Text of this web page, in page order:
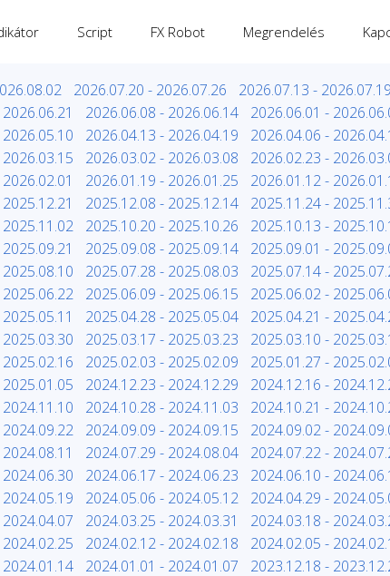
Script FX Robot Megrendelés
2026.07.20 - 2026.07.26 2026.07.13 - 2026.07.19
2026.06.08 - 2026.06.14 2026.06.01 -
2026.04.13 - 2026.04.19 2026.04.06 -
2026.03.02 - 2026.03.08 2026.02.23 -
2026.01.19 - 2026.01.25 2026.01.12 -
2025.12.08 - 2025.12.14 2025.11.24 -
2025.10.20 - 2025.10.26 2025.10.13 -
2025.09.08 - 2025.09.14 2025.09.01 -
2025.07.28 - 2025.08.03 2025.07.14 -
2025.06.09 - 2025.06.15 2025.06.02 -
2025.04.28 - 2025.05.04 2025.04.21 -
2025.03.17 - 2025.03.23 2025.03.10 -
2025.02.03 - 2025.02.09 2025.01.27 -
2024.12.23 - 2024.12.29 2024.12.16 -
2024.10.28 - 2024.11.03 2024.10.21 -
2024.09.09 - 2024.09.15 2024.09.02 -
2024.07.29 - 2024.08.04 2024.07.22 -
2024.06.17 - 2024.06.23 2024.06.10 -
2024.05.06 - 2024.05.12 2024.04.29 -
2024.03.25 - 2024.03.31 2024.03.18 -
2024.02.12 - 2024.02.18 2024.02.05 -
2024.01.01 - 2024.01.07 2023.12.18 -